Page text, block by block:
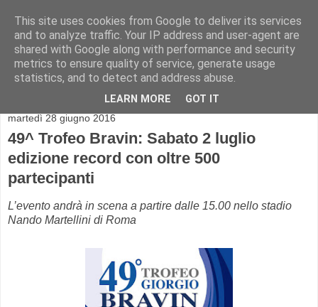
martedì 28 giugno 2016
49^ Trofeo Bravin: Sabato 2 luglio
edizione record con oltre 500
partecipanti
L’evento andrà in scena a partire dalle 15.00 nello stadio
Nando Martellini di Roma
This site uses cookies from Google to deliver its services
and to analyze traffic. Your IP address and user-agent are
shared with Google along with performance and security
metrics to ensure quality of service, generate usage
statistics, and to detect and address abuse.
LEARN MORE GOT IT